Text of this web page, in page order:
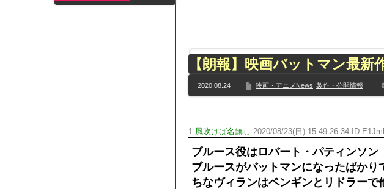
【驚愕】名作『葬送のフリーレン』凄い事に気付いたｗｗｗｗ「ヒンメル」...
【TWICE】サナが佐藤健とダブル主演の映画で演技に初挑戦‼
【乃木坂】TIFで披露したストライキダンスが大バズリ‼
【速報】石破首相 大敗の責任「両院議員総会での意見や総括を踏まえ、適...
メイドの格好してるちょちょたんの破壊力が半端ない【梅咲遥】
ランJ民ワイ、新しいランニングシューズを手に入れる
モーニングショー「視聴率5.2％！」テレビ朝日「ひたすら自民批判！」...
出自が社長にバレて「愛人になれ」と脅された。辞めたら1週間もしないう
【朗報】映画バットマン最
2020.08.24 映画・アニメNews 製作・公開情報
1:風吹けば名無し 2020/08/23(日) 15:49:26.34
ブルース役はロバート・パティンソン
ブルースがバットマンになったばか
ちなヴィランはペンギンとリドラーで